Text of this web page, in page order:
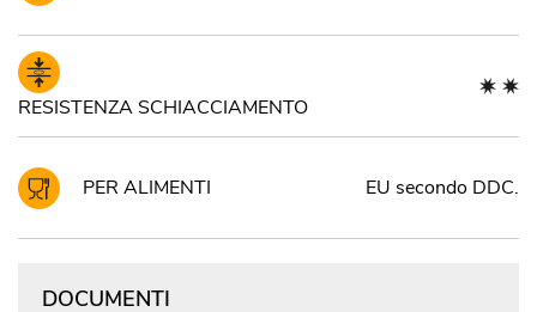
RESISTENZA SCHIACCIAMENTO
PER ALIMENTI EU secondo DDC.
DOCUMENTI